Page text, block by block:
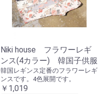
Niki house フラワーレギ
ンス(4カラー) 韓国子供服
韓国レギンス定番のフラワーレギ
ンスです。4色展開です。
￥1,019